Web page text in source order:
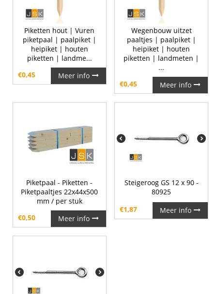
Piketten hout | Vuren
piketpaal | paalpiket |
heipiket | houten
piketten | landme...
€0,45 Meer info
Wegenbouw uitzet
paaltjes | paalpiket |
heipiket | houten
piketten | landmeten |
...
€0,45 Meer info
Piketpaal - Piketten -
Piketpaaltjes 22x44x500
mm / per stuk
€0,50 Meer info
Steigeroog GS 12 x 90 -
80925
€1,87 Meer info